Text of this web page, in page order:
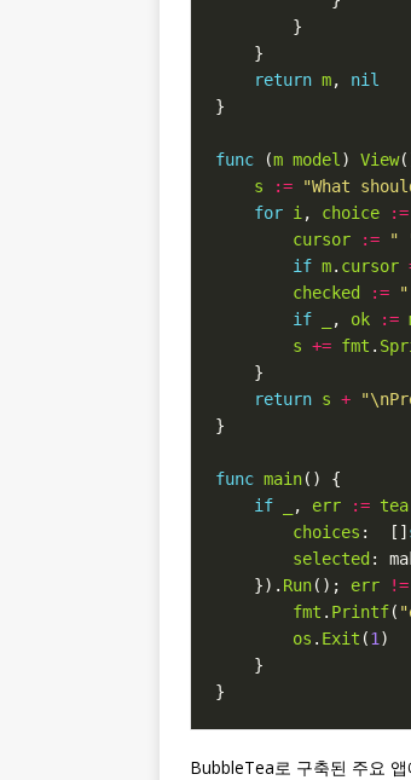
return m, nil
func (m model ) View
s
:=
"What
for i , choice :=
cursor
:=
"
if m. cursor
checked
:=
if
, ok :=
s += fmt .
return s +
func main
if
, err := tea
choices :  []
selected :
    }).
Run(); err !=
fmt . Printf(
os . Exit (1
BubbleTea로 구축된 주요 앱